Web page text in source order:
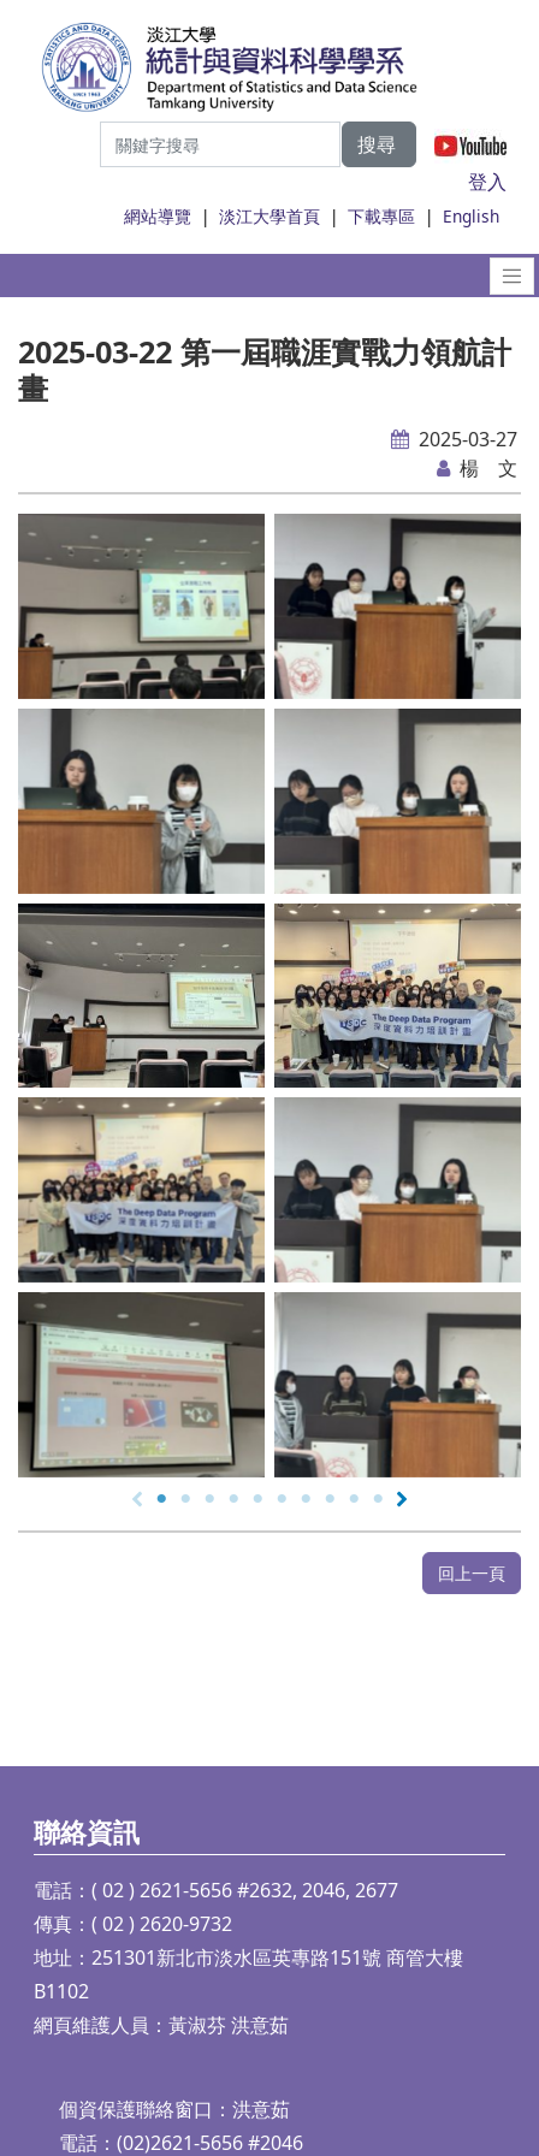
搜尋
登入
網站導覽 |淡江大學首頁 |下載專區 | English
2025-03-22 第一屆職涯實戰力領航計
畫
2025-03-27
楊 文
No Caption No Caption
No Caption No Caption
No Caption No Caption
No Caption No Caption
No Caption No Caption
回上一頁
聯絡資訊
電話：( 02 ) 2621-5656 #2632, 2046, 2677
傳真：( 02 ) 2620-9732
地址：251301新北市淡水區英專路151號 商管大樓
B1102
網頁維護人員：黃淑芬 洪意茹
個資保護聯絡窗口：洪意茹
電話：(02)2621-5656 #2046